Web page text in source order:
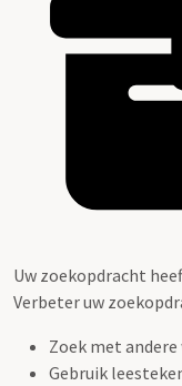
Uw zoekopdracht
Verbeter uw
Zoek met
Gebruik